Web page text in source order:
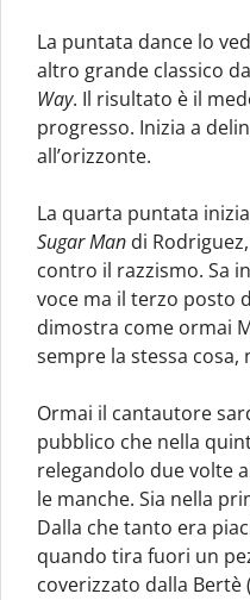
La puntata dance lo
altro grande classico
Way. Il risultato è il
progresso. Inizia a
all’orizzonte.
La quarta puntata
Sugar Man di
contro il razzismo. Sa
voce ma il terzo posto
dimostra come ormai
sempre la stessa cosa,
Ormai il cantautore
pubblico che nella
relegandolo due volte
le manche. Sia nella
Dalla che tanto era
quando tira fuori un
coverizzato dalla Bertè (